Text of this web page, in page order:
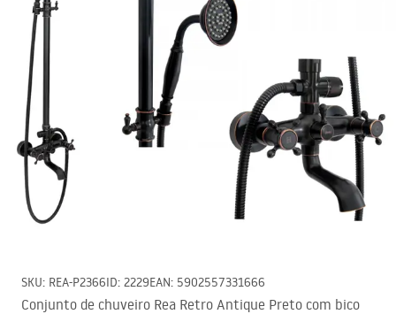
SKU: REA-P2366ID: 2229EAN: 5902557331666
Conjunto de chuveiro Rea Retro Antique Preto com bico